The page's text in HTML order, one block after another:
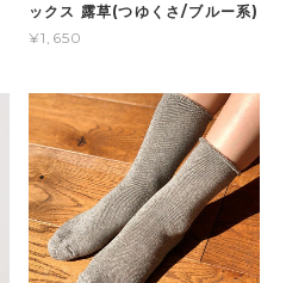
ックス 露草(つゆくさ/ブルー系)
¥1,650